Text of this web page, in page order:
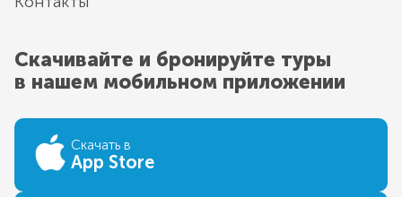
Скачивайте и бронируйте туры
в нашем мобильном приложении
Скачать в
App Store